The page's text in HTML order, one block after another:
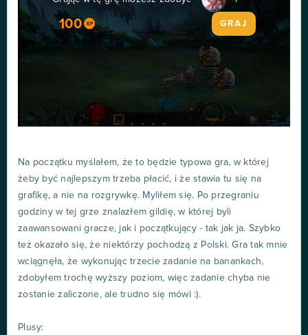
100 GRAJ
Na początku myślałem, że to będzie typowa gra, w której
żeby być najlepszym trzeba płacić, i że stawia tu się na
grafikę, a nie na rozgrywkę. Myliłem się. Po przegraniu
godziny w tej grze znalazłem gildię, w której byli
zaawansowani gracze, jak i początkujący - tak jak ja. Szybko
też okazało się, że niektórzy pochodzą z Polski. Gra tak mnie
wciągnęła, że wykonując trzecie zadanie na banankach,
zdobyłem trochę wyższy poziom, więc zadanie chyba nie
zostanie zaliczone, ale trudno się mówi :).
Plusy: